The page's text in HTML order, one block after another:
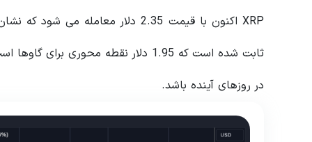
ثابت شده است که 1.95 دلار نقطه
در روزهای آینده باشد.